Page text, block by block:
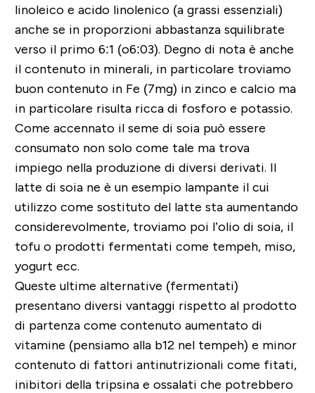
linoleico e acido linolenico (a grassi essenziali)
anche se in proporzioni abbastanza squilibrate
verso il primo 6:1 (o6:03). Degno di nota è anche
il contenuto in minerali, in particolare troviamo
buon contenuto in Fe (7mg) in zinco e calcio ma
in particolare risulta ricca di fosforo e potassio.
Come accennato il seme di soia può essere
consumato non solo come tale ma trova
impiego nella produzione di diversi derivati. Il
latte di soia ne è un esempio lampante il cui
utilizzo come sostituto del latte sta aumentando
considerevolmente, troviamo poi l’olio di soia, il
tofu o prodotti fermentati come tempeh, miso,
yogurt ecc.
Queste ultime alternative (fermentati)
presentano diversi vantaggi rispetto al prodotto
di partenza come contenuto aumentato di
vitamine (pensiamo alla b12 nel tempeh) e minor
contenuto di fattori antinutrizionali come fitati,
inibitori della tripsina e ossalati che potrebbero